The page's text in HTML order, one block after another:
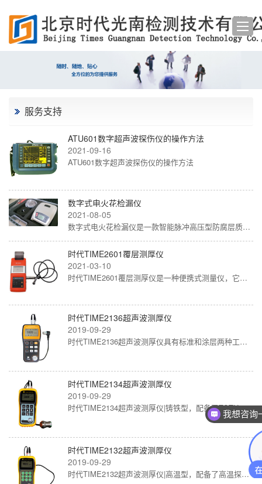
服务支持
ATU601数字超声波探伤仪的操作方法
2021-09-16
ATU601数字超声波探伤仪的操作方法
数字式电火花检漏仪
2021-08-05
数字式电火花检漏仪是一款智能脉冲高压型防腐层质量检测仪器，采用高抗干扰智能芯片、高抗干扰液晶屏幕和全新的数字化控制电路，使仪…
时代TIME2601覆层测厚仪
2021-03-10
时代TIME2601覆层测厚仪是一种便携式测量仪，它能快速、无损伤、精密地进行涂、镀层厚度的测量。既可用于实验室，也可用于工程现场。…
时代TIME2136超声波测厚仪
2019-09-29
时代TIME2136超声波测厚仪具有标准和涂层两种工作模式。 涂层模式采用回波-回波法，当材料表面有涂层时，无需把涂层打磨掉，能直接…
时代TIME2134超声波测厚仪
2019-09-29
时代TIME2134超声波测厚仪|铸铁型，配备了TSTU32铸铁探头，可以测量灰铸铁、PE材料、尼龙材料等晶粒粗大、结构不够致密的材料厚度。
时代TIME2132超声波测厚仪
2019-09-29
时代TIME2132超声波测厚仪|高温型，配备了高温探头，可测量高温材料，被测工件表面温度最高可到300度，由于声速可调，因此可以测…
我想咨询